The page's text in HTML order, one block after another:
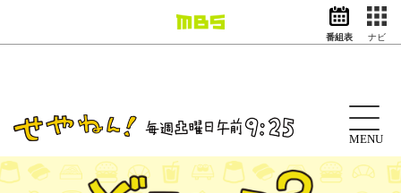
ドラマ
アニメ
番組表 ナビ
MENU